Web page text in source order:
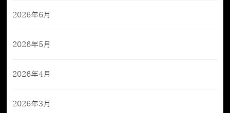
2026年6月
2026年5月
2026年4月
2026年3月